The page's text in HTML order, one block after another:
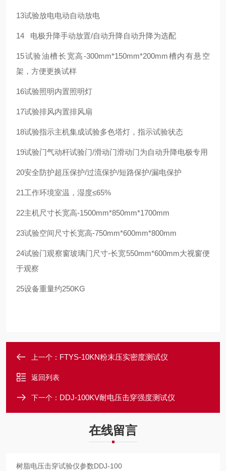
13试验放电电动自动放电
14 电极升降手动放置/自动升降自动升降为选配
15试验油槽长宽高-300mm*150mm*200mm槽内有悬空
架，方便更换试样
16试验照明内置照明灯
17试验排风内置排风扇
18试验指示主机集成试验多色塔灯，指示试验状态
19试验门气动杆试验门/滑动门滑动门为自动升降电极专用
20安全防护超压保护/过流保护/短路保护/漏电保护
21工作环境室温，湿度≤65%
22主机尺寸长宽高-1500mm*850mm*1700mm
23试验空间尺寸长宽高-750mm*600mm*800mm
24试验门观察窗玻璃门尺寸-长宽550mm*600mm大视窗便
于观察
25设备重量约250KG
上一个： FTYS-10KN粉末压实密度测试仪
返回列表
下一个： DDJ-100KV耐电压击穿强度测试仪
在线留言